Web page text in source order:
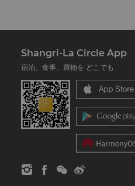
Shangri-La Circle App
宿泊、食事、買物を どこでも